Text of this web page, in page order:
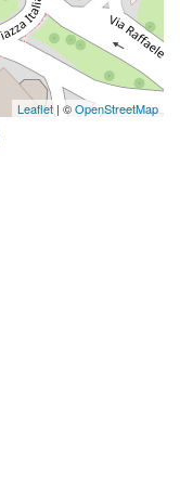
Leaflet| ©OpenStreetMap